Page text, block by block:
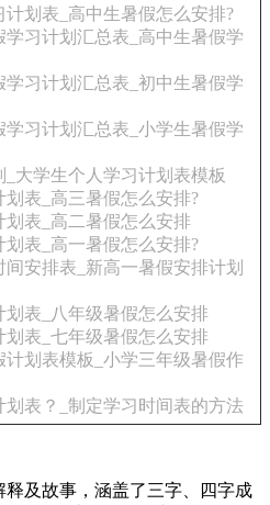
计划表_高中生暑假怎么安排?
学习计划汇总表_高中生暑假学
学习计划汇总表_初中生暑假学
学习计划汇总表_小学生暑假学
_大学生个人学习计划表模板
划表_高三暑假怎么安排?
划表_高二暑假怎么安排
划表_高一暑假怎么安排?
安排表_新高一暑假安排计划
划表_八年级暑假怎么安排
划表_七年级暑假怎么安排
计划表模板_小学三年级暑假作
划表？_制定学习时间表的方法
释及故事，涵盖了三字、四字成